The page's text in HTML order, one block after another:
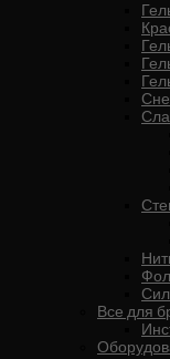
Все для